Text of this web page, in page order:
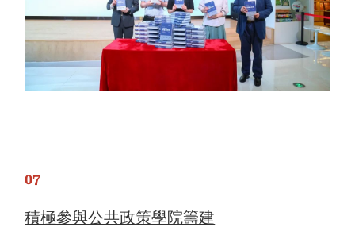
07
積極參與公共政策學院籌建